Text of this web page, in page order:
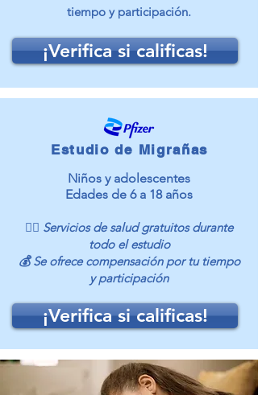
tiempo y participación.
¡Verifica si calificas!
Estudio de Migrañas
Niños y adolescentes
Edades de 6 a 18 años
👩‍⚕️ Servicios de salud gratuitos durante
todo el estudio
💰 Se ofrece compensación por tu tiempo
y participación
¡Verifica si calificas!